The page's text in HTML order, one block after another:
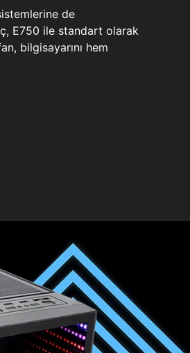
de
E750 ile standart olarak
bilgisayarını hem